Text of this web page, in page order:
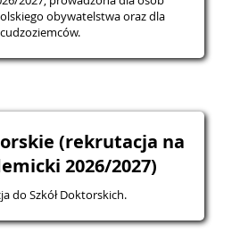
obywatelstwa oraz dla
cudzoziemców.
(rekrutacja na
2026/2027)
do Szkół Doktorskich.